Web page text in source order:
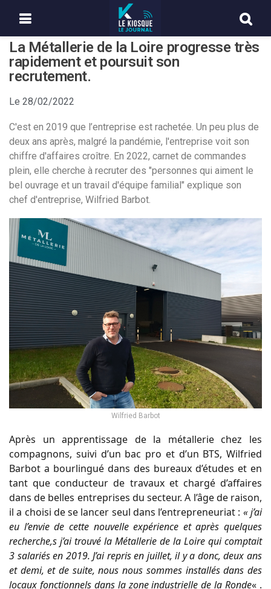
La Métallerie de la Loire progresse très
rapidement et poursuit son
recrutement.
Le 28/02/2022
C'est en 2019 que l’entreprise est rachetée. Un peu plus de
deux ans après, malgré la pandémie, l'entreprise voit son
chiffre d'affaires croître. En 2022, carnet de commandes
plein, elle cherche à recruter des "personnes qui aiment le
bel ouvrage et un travail d'équipe familial" explique son
chef d'entreprise, Wilfried Barbot.
Wilfried Barbot
Après un apprentissage de la métallerie chez les
compagnons, suivi d’un bac pro et d’un BTS, Wilfried
Barbot a bourlingué dans des bureaux d’études et en
tant que conducteur de travaux et chargé d’affaires
dans de belles entreprises du secteur. A l’âge de raison,
il a choisi de se lancer seul dans l’entrepreneuriat : « j’ai
eu l’envie de cette nouvelle expérience et après quelques
recherche,s j’ai trouvé la Métallerie de la Loire qui comptait
3 salariés en 2019. J’ai repris en juillet, il y a donc, deux ans
et demi, et de suite, nous nous sommes installés dans des
locaux fonctionnels dans la zone industrielle de la Ronde« .